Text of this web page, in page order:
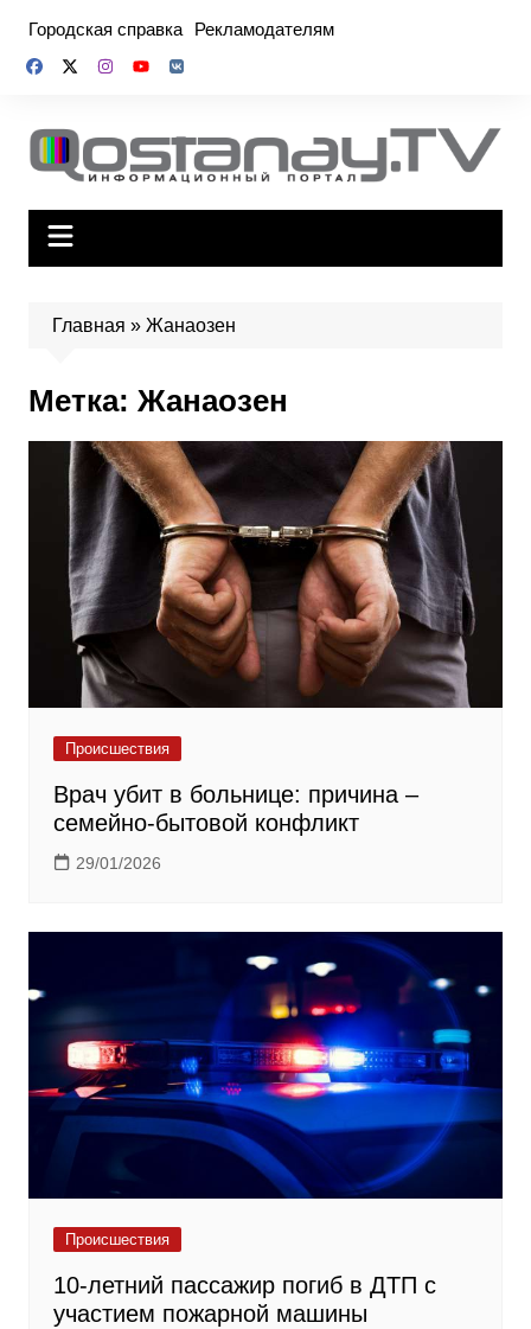
содержимому
Городская справка Рекламодателям
Главная » Жанаозен
Метка: Жанаозен
Происшествия
Врач убит в больнице: причина –
семейно-бытовой конфликт
29/01/2026
Происшествия
10-летний пассажир погиб в ДТП с
участием пожарной машины